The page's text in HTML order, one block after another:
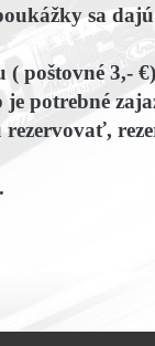
sa
( poštovné 3,-
je potrebné
rezervovať,